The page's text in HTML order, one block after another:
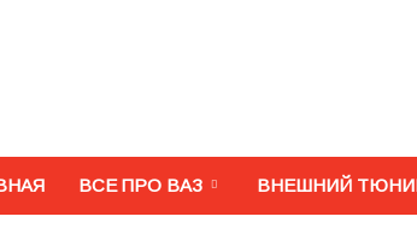
ВСЕ ПРО ВАЗ ВНЕШНИЙ